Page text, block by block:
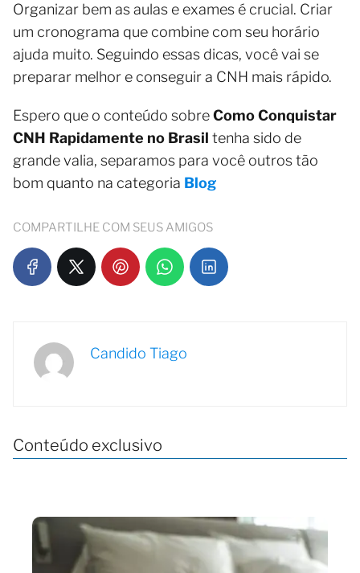
Organizar bem as aulas e exames é crucial. Criar
um cronograma que combine com seu horário
ajuda muito. Seguindo essas dicas, você vai se
preparar melhor e conseguir a CNH mais rápido.
Espero que o conteúdo sobreComo Conquistar
CNH Rapidamente no Brasil tenha sido de
grande valia, separamos para você outros tão
bom quanto na categoria Blog
COMPARTILHE COM SEUS AMIGOS
Candido Tiago
Conteúdo exclusivo